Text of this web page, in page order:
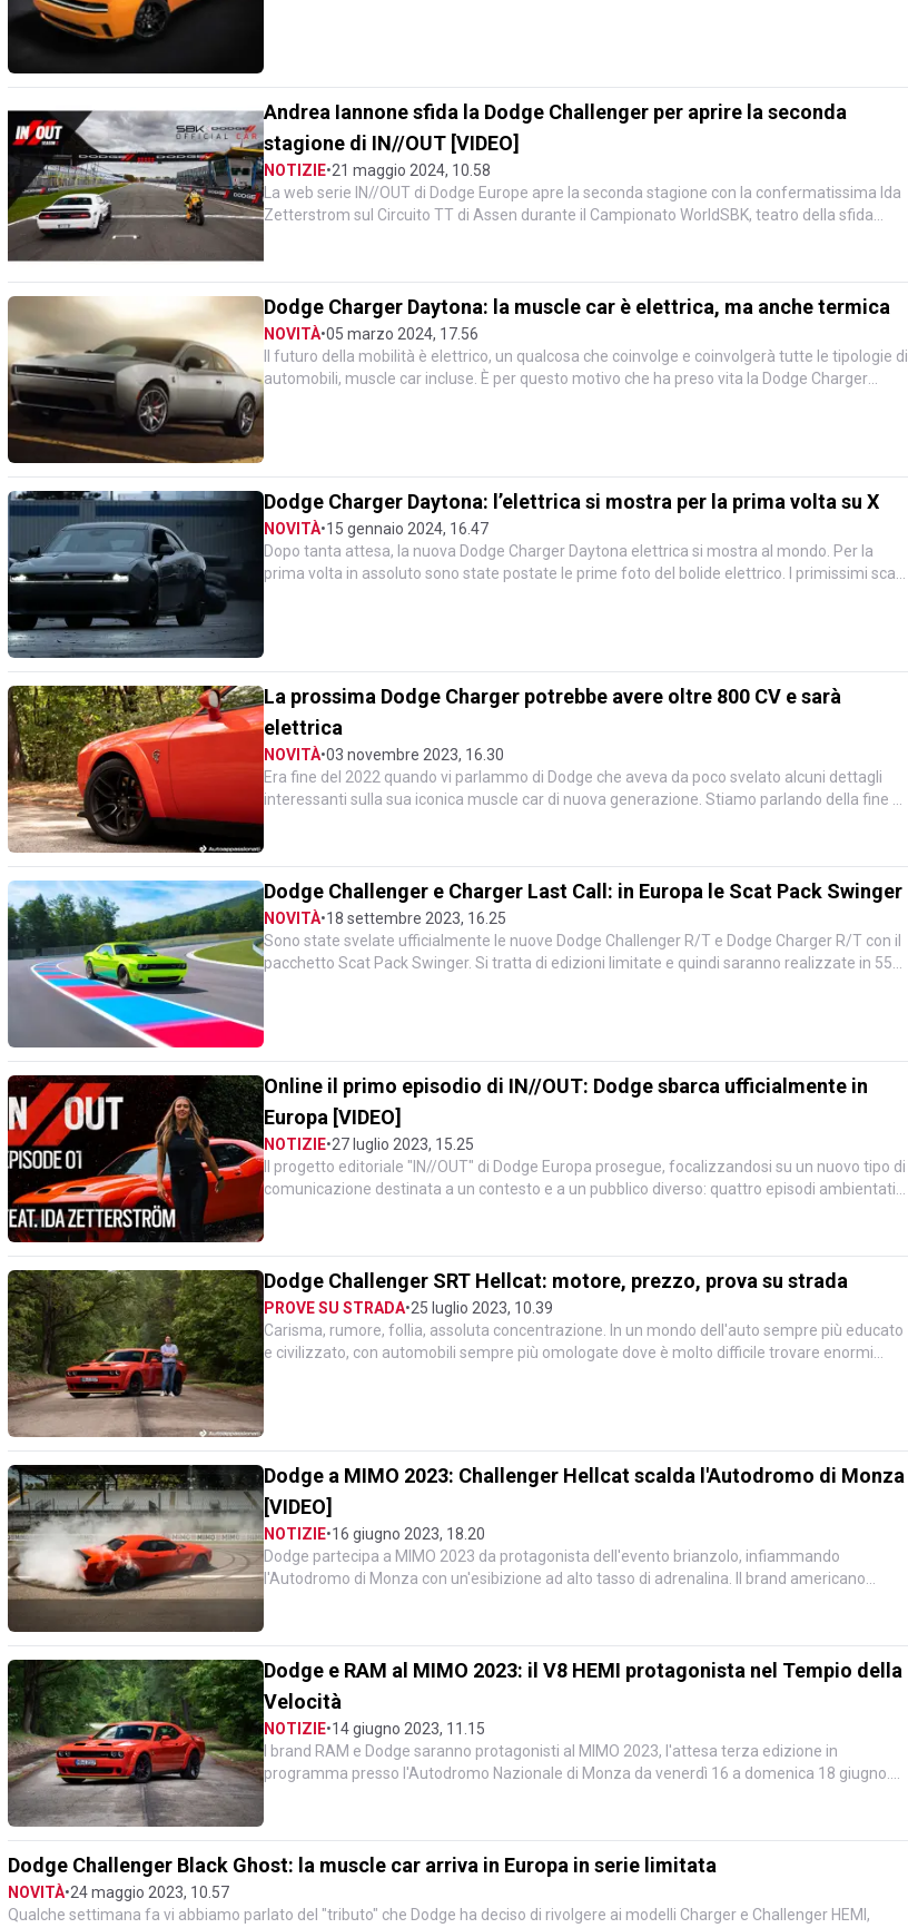
Andrea Iannone sfida la Dodge Challenger per aprire la seconda
stagione di IN//OUT [VIDEO]
NOTIZIE•21 maggio 2024, 10.58
La web serie IN//OUT di Dodge Europe apre la seconda stagione con la confermatissima Ida
Zetterstrom sul Circuito TT di Assen durante il Campionato WorldSBK, teatro della sfida
Dodge Charger Daytona: la muscle car è elettrica, ma anche termica
NOVITÀ•05 marzo 2024, 17.56
Il futuro della mobilità è elettrico, un qualcosa che coinvolge e coinvolgerà tutte le tipologie di
automobili, muscle car incluse. È per questo motivo che ha preso vita la Dodge Charger
Dodge Charger Daytona: l’elettrica si mostra per la prima volta su X
NOVITÀ•15 gennaio 2024, 16.47
Dopo tanta attesa, la nuova Dodge Charger Daytona elettrica si mostra al mondo. Per la
prima volta in assoluto sono state postate le prime foto del bolide elettrico. I primissimi scatti
La prossima Dodge Charger potrebbe avere oltre 800 CV e sarà
elettrica
NOVITÀ•03 novembre 2023, 16.30
Era fine del 2022 quando vi parlammo di Dodge che aveva da poco svelato alcuni dettagli
interessanti sulla sua iconica muscle car di nuova generazione. Stiamo parlando della fine di
Dodge Challenger e Charger Last Call: in Europa le Scat Pack Swinger
NOVITÀ•18 settembre 2023, 16.25
Sono state svelate ufficialmente le nuove Dodge Challenger R/T e Dodge Charger R/T con il
pacchetto Scat Pack Swinger. Si tratta di edizioni limitate e quindi saranno realizzate in 55
Online il primo episodio di IN//OUT: Dodge sbarca ufficialmente in
Europa [VIDEO]
NOTIZIE•27 luglio 2023, 15.25
Il progetto editoriale "IN//OUT" di Dodge Europa prosegue, focalizzandosi su un nuovo tipo di
comunicazione destinata a un contesto e a un pubblico diverso: quattro episodi ambientati
Dodge Challenger SRT Hellcat: motore, prezzo, prova su strada
PROVE SU STRADA•25 luglio 2023, 10.39
Carisma, rumore, follia, assoluta concentrazione. In un mondo dell'auto sempre più educato
e civilizzato, con automobili sempre più omologate dove è molto difficile trovare enormi
Dodge a MIMO 2023: Challenger Hellcat scalda l'Autodromo di Monza
[VIDEO]
NOTIZIE•16 giugno 2023, 18.20
Dodge partecipa a MIMO 2023 da protagonista dell'evento brianzolo, infiammando
l'Autodromo di Monza con un'esibizione ad alto tasso di adrenalina. Il brand americano
Dodge e RAM al MIMO 2023: il V8 HEMI protagonista nel Tempio della
Velocità
NOTIZIE•14 giugno 2023, 11.15
I brand RAM e Dodge saranno protagonisti al MIMO 2023, l'attesa terza edizione in
programma presso l'Autodromo Nazionale di Monza da venerdì 16 a domenica 18 giugno.
Dodge Challenger Black Ghost: la muscle car arriva in Europa in serie limitata
NOVITÀ•24 maggio 2023, 10.57
Qualche settimana fa vi abbiamo parlato del "tributo" che Dodge ha deciso di rivolgere ai modelli Charger e Challenger HEMI,